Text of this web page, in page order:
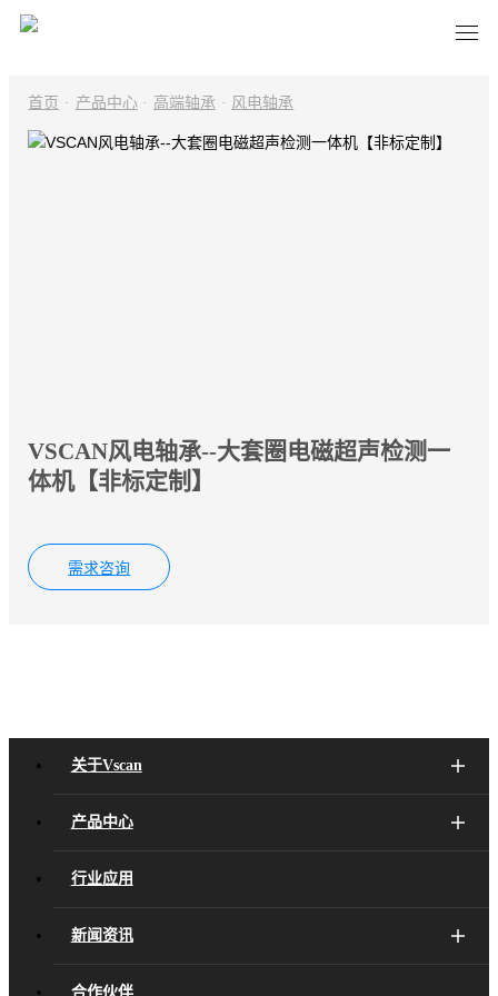
首页 · 产品中心 · 高端轴承 · 风电轴承
VSCAN风电轴承--大套圈电磁超声检测一
体机【非标定制】
需求咨询
关于Vscan
产品中心
行业应用
新闻资讯
合作伙伴